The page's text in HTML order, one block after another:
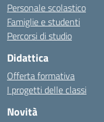
Personale scolastico
Famiglie e studenti
Percorsi di studio
Didattica
Offerta formativa
I progetti delle classi
Novità